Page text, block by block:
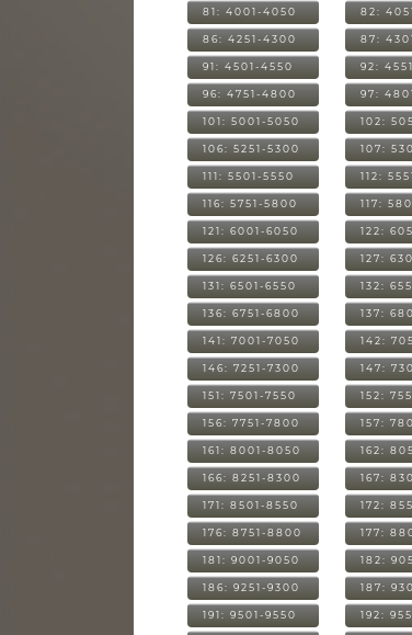
81: 4001-4050 82:
86: 4251-4300 87:
91: 4501-4550 92:
96: 4751-4800 97:
101: 5001-5050 102:
106: 5251-5300 107:
111: 5501-5550 112:
116: 5751-5800 117:
121: 6001-6050 122:
126: 6251-6300 127:
131: 6501-6550 132:
136: 6751-6800 137:
141: 7001-7050 142:
146: 7251-7300 147:
151: 7501-7550 152:
156: 7751-7800 157:
161: 8001-8050 162:
166: 8251-8300 167:
171: 8501-8550 172:
176: 8751-8800 177:
181: 9001-9050 182:
186: 9251-9300 187:
191: 9501-9550 192: